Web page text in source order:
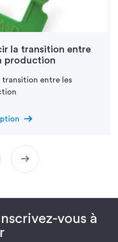
la transition entre
production
entre les
arrow_right_alt
arrow_right_alt
vous à